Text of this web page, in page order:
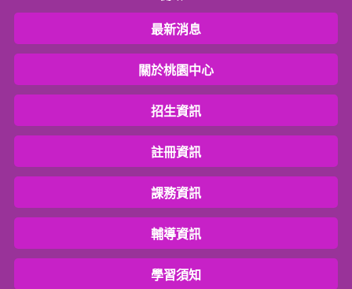
最新消息
關於桃園中心
招生資訊
註冊資訊
課務資訊
輔導資訊
學習須知